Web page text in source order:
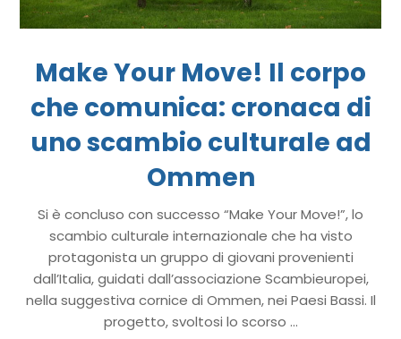
Make Your Move! Il corpo
che comunica: cronaca di
uno scambio culturale ad
Ommen
Si è concluso con successo “Make Your Move!”, lo
scambio culturale internazionale che ha visto
protagonista un gruppo di giovani provenienti
dall’Italia, guidati dall’associazione Scambieuropei,
nella suggestiva cornice di Ommen, nei Paesi Bassi. Il
progetto, svoltosi lo scorso ...